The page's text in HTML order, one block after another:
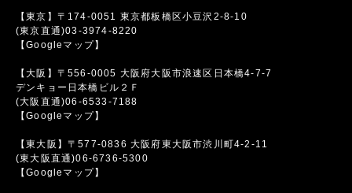
【東京】〒174-0051 東京都板橋区小豆沢2-8-10
(東京直通)03-3974-8220
【Googleマップ】
【大阪】〒556-0005 大阪府大阪市浪速区日本橋4-7-7
デンキョー日本橋ビル２Ｆ
(大阪直通)06-6533-7188
【Googleマップ】
【東大阪】〒577-0836 大阪府東大阪市渋川町4-2-11
(東大阪直通)06-6736-5300
【Googleマップ】